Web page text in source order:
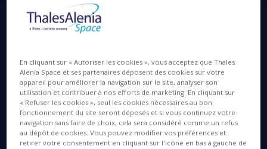
collaboration unique entre la Commission
européenne, l’ESA, Eumetsat, la NASA et la NOAA,
avec le soutien du CNES.
Pendant un an Sentinel-6B orbitera en tandem avec
Sentinel-6 Michael Freilich, lancé en novembre 2020
afin d’assurer l’étalonnage des deux missions ;
Sentinel-6B prendra ensuite le relais de son
prédécesseur. Cette mission d’altimétrie radar de
référence permettra de poursuivre la surveillance
En cliquant sur « Autoriser les cookies », vous acceptez que Thales
Alenia Space et ses partenaires déposent des cookies sur votre
appareil pour améliorer la navigation sur le site, analyser son
utilisation et contribuer à nos efforts de marketing. En cliquant sur
« Refuser les cookies », seul les cookies nécessaires au bon
fonctionnement du site seront déposés et si vous continuez votre
navigation sans faire de choix, cela sera considéré comme un refus
au dépôt de cookies. Vous pouvez modifier vos préférences et
retirer votre consentement en cliquant sur l'icône en bas à gauche de